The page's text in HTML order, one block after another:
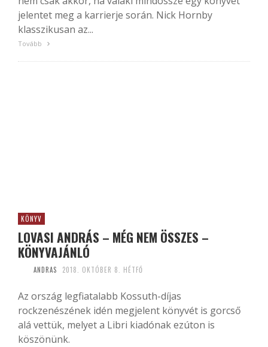
jelentet meg a karrierje során. Nick Hornby
klasszikusan az...
Tovább
KÖNYV
LOVASI ANDRÁS – MÉG NEM ÖSSZES –
KÖNYVAJÁNLÓ
ANDRAS 2018. OKTÓBER 8. HÉTFŐ
Az ország legfiatalabb Kossuth-díjas
rockzenészének idén megjelent könyvét is gorcső
alá vettük, melyet a Libri kiadónak ezúton is
köszönünk.